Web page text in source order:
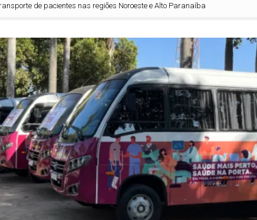
pacientes nas regiões Noroeste e Alto Paranaíba